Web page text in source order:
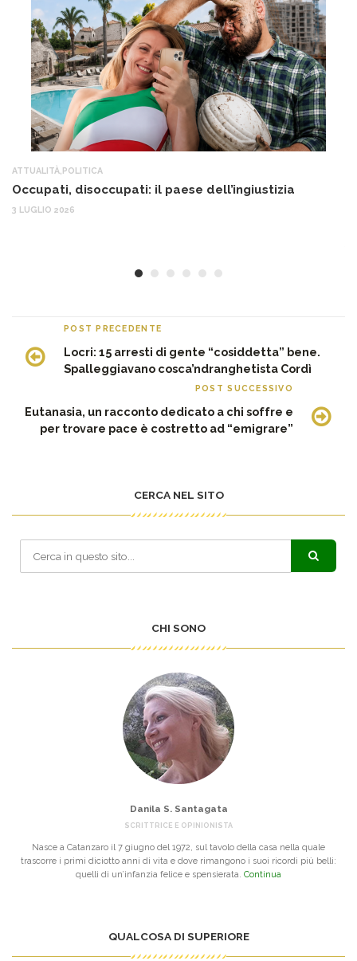
ATTUALITÀ POLITICA
Occupati, disoccupati: il paese dell’ingiustizia
3 LUGLIO 2026
POST PRECEDENTE
Locri: 15 arresti di gente “cosiddetta” bene.
Spalleggiavano cosca’ndranghetista Cordì
POST SUCCESSIVO
Eutanasia, un racconto dedicato a chi soffre e
per trovare pace è costretto ad “emigrare”
CERCA NEL SITO
CHI SONO
Danila S. Santagata
SCRITTRICE E OPINIONISTA
Nasce a Catanzaro il 7 giugno del 1972, sul tavolo della casa nella quale
trascorre i primi diciotto anni di vita e dove rimangono i suoi ricordi più belli:
quelli di un’infanzia felice e spensierata. Continua
QUALCOSA DI SUPERIORE